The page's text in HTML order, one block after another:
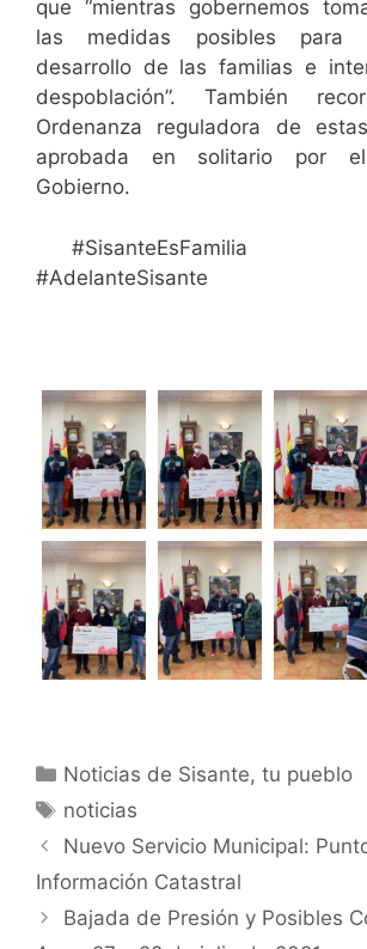
que “mientras gobernemos
las medidas posibles para
desarrollo de las familias e
despoblación”. También
Ordenanza reguladora de
aprobada en solitario por
Gobierno.
#SisanteEsFamilia
#AdelanteSisante
Noticias de Sisante, tu pueblo
noticias
Nuevo Servicio Municipal:
Información Catastral
Bajada de Presión y Posibles